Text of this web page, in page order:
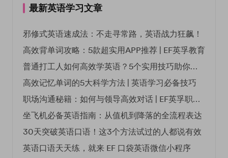
最新英语学习文章
邪修式英语速成法：不走寻常路，英语战力狂飙！
高效背单词攻略：5款超实用APP推荐 | EF英孚教育
普通打工人如何高效学英语？5个实用技巧助你突破职场瓶颈
高效记忆单词的5大科学方法 | 英语学习必备技巧
职场沟通秘籍：如何与领导高效对话 | EF英孚职场指南
坐飞机必备英语指南：从值机到降落的全流程表达
30天突破英语口语！这3个方法试过的人都说有效
英语口语天天练，就来 EF 口袋英语微信小程序